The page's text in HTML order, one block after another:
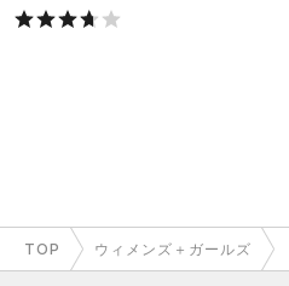
TOP ウィメンズ＋ガールズ